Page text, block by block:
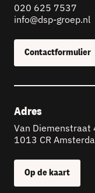
020 625 7537
info@dsp-groep.nl
Contactformulier
Adres
Van Diemenstraat
1013 CR
Op de kaart